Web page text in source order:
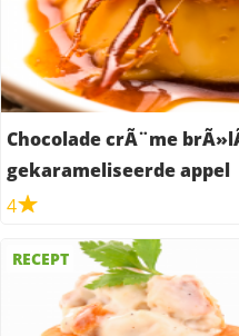
Chocolade crÃ¨me
gekarameliseerde appel
4
RECEPT